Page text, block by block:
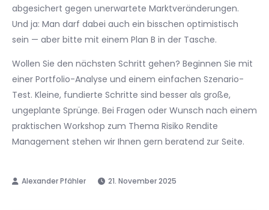
abgesichert gegen unerwartete Marktveränderungen.
Und ja: Man darf dabei auch ein bisschen optimistisch
sein — aber bitte mit einem Plan B in der Tasche.
Wollen Sie den nächsten Schritt gehen? Beginnen Sie mit
einer Portfolio-Analyse und einem einfachen Szenario-
Test. Kleine, fundierte Schritte sind besser als große,
ungeplante Sprünge. Bei Fragen oder Wunsch nach einem
praktischen Workshop zum Thema Risiko Rendite
Management stehen wir Ihnen gern beratend zur Seite.
21. November 2025